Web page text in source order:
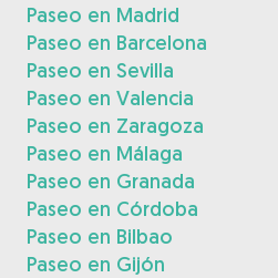
Paseo en Madrid
Paseo en Barcelona
Paseo en Sevilla
Paseo en Valencia
Paseo en Zaragoza
Paseo en Málaga
Paseo en Granada
Paseo en Córdoba
Paseo en Bilbao
Paseo en Gijón